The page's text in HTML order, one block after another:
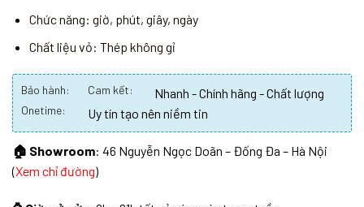
Chức năng: giờ, phút, giây, ngày
Chất liệu vỏ: Thép không gỉ
Bảo hành: Cam kết: Nhanh - Chính hãng - Chất lượng
Onetime: Uy tín tạo nên niềm tin
🏠 Showroom: 46 Nguyễn Ngọc Doãn – Đống Đa – Hà Nội
(Xem chỉ đường)